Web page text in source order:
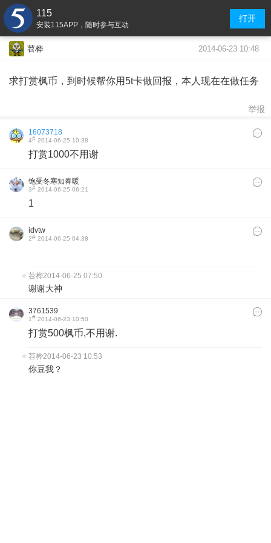
115
安装115APP，随时参与互动
打开
苕桦 2014-06-23 10:48
求打赏枫币，到时候帮你用5t卡做回报，本人现在在做任务
举报
16073718
4# 2014-06-25 10:38
打赏1000不用谢
饱受冬寒知春暖
3# 2014-06-25 06:21
1
idvtw
2# 2014-06-25 04:38
苕桦2014-06-25 07:50
谢谢大神
3761539
1# 2014-06-23 10:50
打赏500枫币,不用谢.
苕桦2014-06-23 10:53
你豆我？